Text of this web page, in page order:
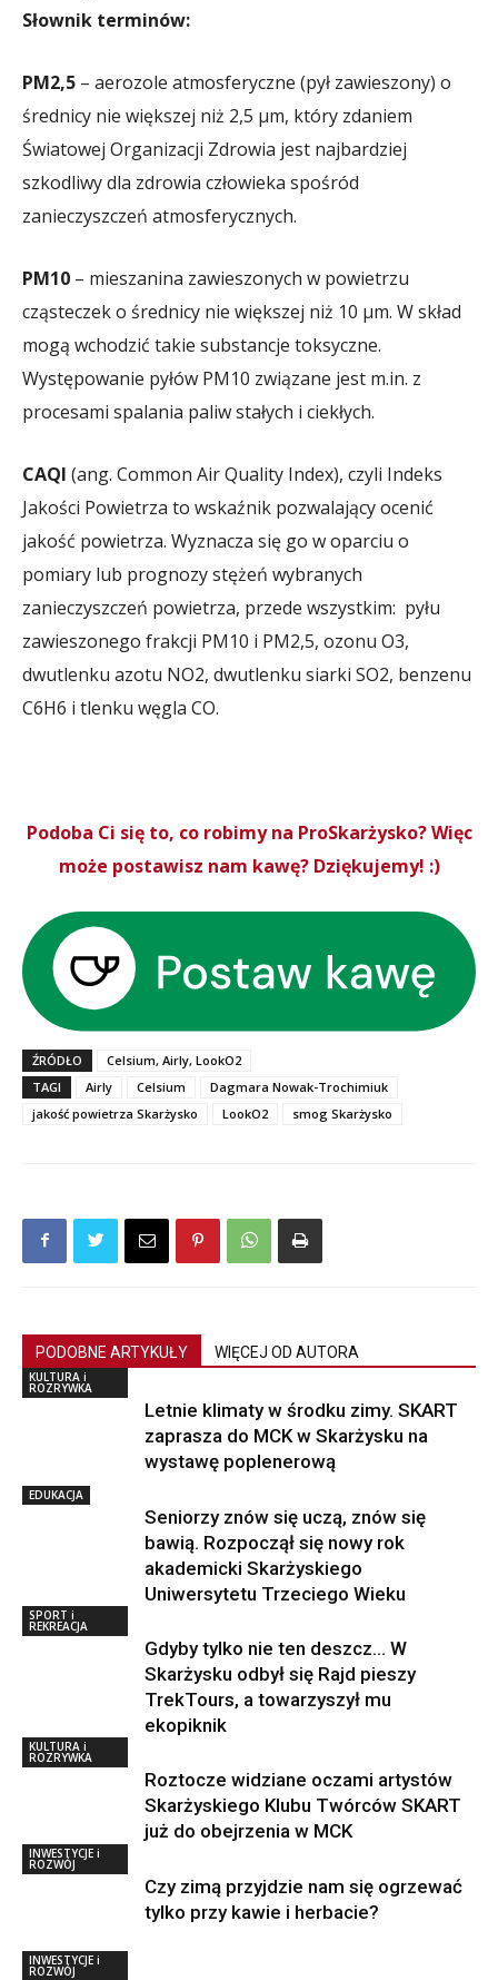
Słownik terminów:
PM2,5 – aerozole atmosferyczne (pył zawieszony) o
średnicy nie większej niż 2,5 μm, który zdaniem
Światowej Organizacji Zdrowia jest najbardziej
szkodliwy dla zdrowia człowieka spośród
zanieczyszczeń atmosferycznych.
PM10 – mieszanina zawieszonych w powietrzu
cząsteczek o średnicy nie większej niż 10 μm. W skład
mogą wchodzić takie substancje toksyczne.
Występowanie pyłów PM10 związane jest m.in. z
procesami spalania paliw stałych i ciekłych.
CAQI (ang. Common Air Quality Index), czyli Indeks
Jakości Powietrza to wskaźnik pozwalający ocenić
jakość powietrza. Wyznacza się go w oparciu o
pomiary lub prognozy stężeń wybranych
zanieczyszczeń powietrza, przede wszystkim: pyłu
zawieszonego frakcji PM10 i PM2,5, ozonu O3,
dwutlenku azotu NO2, dwutlenku siarki SO2, benzenu
C6H6 i tlenku węgla CO.
Podoba Ci się to, co robimy na ProSkarżysko? Więc
może postawisz nam kawę? Dziękujemy! :)
ŹRÓDŁO
Celsium, Airly, LookO2
TAGI
Airly Celsium
Dagmara Nowak-Trochimiuk
jakość powietrza Skarżysko
LookO2 smog Skarżysko
PODOBNE ARTYKUŁY WIĘCEJ OD AUTORA
KULTURA i
ROZRYWKA
Letnie klimaty w środku zimy. SKART
zaprasza do MCK w Skarżysku na
wystawę poplenerową
EDUKACJA
Seniorzy znów się uczą, znów się
bawią. Rozpoczął się nowy rok
akademicki Skarżyskiego
Uniwersytetu Trzeciego Wieku
SPORT i
REKREACJA
Gdyby tylko nie ten deszcz… W
Skarżysku odbył się Rajd pieszy
TrekTours, a towarzyszył mu
ekopiknik
KULTURA i
ROZRYWKA
Roztocze widziane oczami artystów
Skarżyskiego Klubu Twórców SKART
już do obejrzenia w MCK
INWESTYCJE i
ROZWÓJ
Czy zimą przyjdzie nam się ogrzewać
tylko przy kawie i herbacie?
INWESTYCJE i
ROZWÓJ